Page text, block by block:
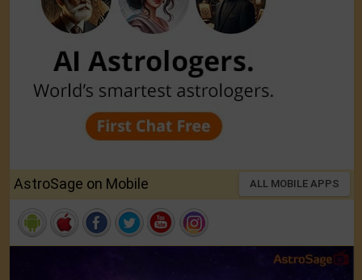
AstroSage on Mobile ALL MOBILE APPS